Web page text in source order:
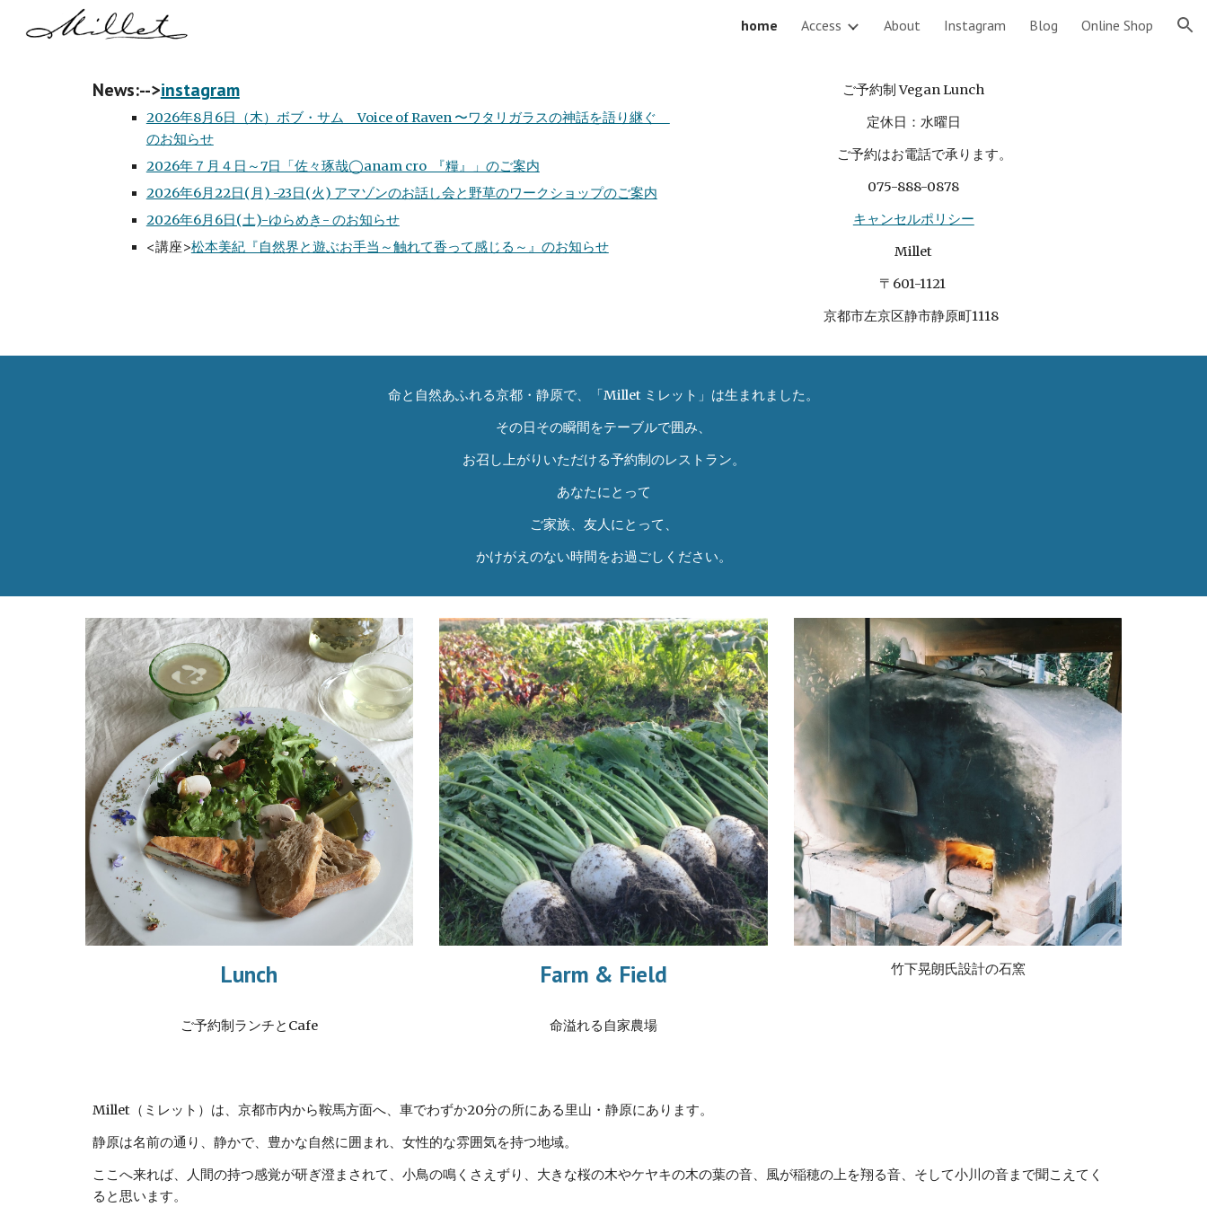
Skip to navigation
home Access About Instagram Blog Online Shop
News:-->instagram
2026年8月6日（木）ボブ・サム Voice of Raven 〜ワタリガラスの神話を語り継ぐ
のお知らせ
2026年７月４日～7日「佐々琢哉◯anam cro 『糧』」のご案内
2026年6月22日(月) -23日(火) アマゾンのお話し会と野草のワークショップのご案内
2026年6月6日(土)-ゆらめき- のお知らせ
<講座>松本美紀『自然界と遊ぶお手当～触れて香って感じる～』のお知らせ
ご予約制 Vegan Lunch
定休日：水曜日
ご予約はお電話で承ります。
075-888-0878
キャンセルポリシー
Millet
〒601-1121
京都市左京区静市静原町1118
命と自然あふれる京都・静原で、「Millet ミレット」は生まれました。
その日その瞬間をテーブルで囲み、
お召し上がりいただける予約制のレストラン。
あなたにとって
ご家族、友人にとって、
かけがえのない時間をお過ごしください。
Lunch
ご予約制ランチとCafe
Farm & Field
命溢れる自家農場
竹下晃朗氏設計の石窯
Millet（ミレット）は、京都市内から鞍馬方面へ、車でわずか20分の所にある里山・静原にあります。
静原は名前の通り、静かで、豊かな自然に囲まれ、女性的な雰囲気を持つ地域。
ここへ来れば、人間の持つ感覚が研ぎ澄まされて、小鳥の鳴くさえずり、大きな桜の木やケヤキの木の葉の音、風が稲穂の上を翔る音、そして小川の音まで聞こえてく
ると思います。